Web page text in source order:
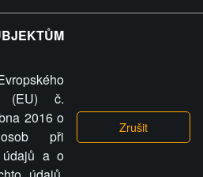
není zvrácenej. To jen
ty lidi...
(EU) č.
2016 o
při
údajů a o